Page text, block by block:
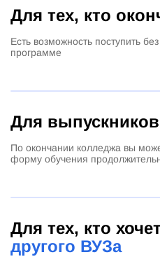
Для тех, кто
Есть возможность поступить
программе
Для выпускников
По окончании колледжа вы
форму обучения
Для тех, кто
другого ВУЗа